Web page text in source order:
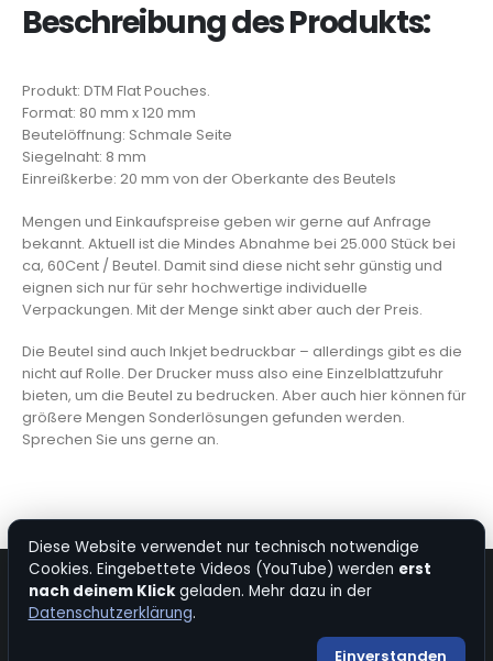
Beschreibung des Produkts:
Produkt: DTM Flat Pouches.
Format: 80 mm x 120 mm
Beutelöffnung: Schmale Seite
Siegelnaht: 8 mm
Einreißkerbe: 20 mm von der Oberkante des Beutels
Mengen und Einkaufspreise geben wir gerne auf Anfrage
bekannt. Aktuell ist die Mindes Abnahme bei 25.000 Stück bei
ca, 60Cent / Beutel. Damit sind diese nicht sehr günstig und
eignen sich nur für sehr hochwertige individuelle
Verpackungen. Mit der Menge sinkt aber auch der Preis.
Die Beutel sind auch Inkjet bedruckbar – allerdings gibt es die
nicht auf Rolle. Der Drucker muss also eine Einzelblattzufuhr
bieten, um die Beutel zu bedrucken. Aber auch hier können für
größere Mengen Sonderlösungen gefunden werden.
Sprechen Sie uns gerne an.
© Copyright 2026. All Rights Reserved.
Bevorzugte Quelle bei Google
Diese Website verwendet nur technisch notwendige
Cookies. Eingebettete Videos (YouTube) werden erst
nach deinem Klickgeladen. Mehr dazu in der
Datenschutzerklärung.
Einverstanden